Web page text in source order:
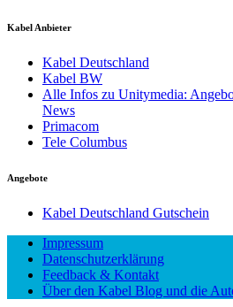
Kabel Anbieter
Kabel Deutschland
Kabel BW
Alle Infos zu Unitymedia:
News
Primacom
Tele Columbus
Angebote
Kabel Deutschland Gutschein
Impressum
Datenschutzerklärung
Feedback & Kontakt
Über den Kabel Blog und die